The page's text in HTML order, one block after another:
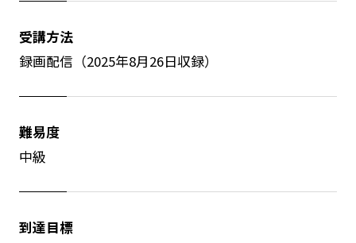
受講方法
録画配信（2025年8月26日収録）
難易度
中級
到達目標